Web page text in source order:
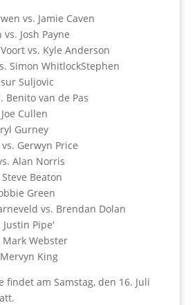
vs. Jamie Caven
Josh Payne
vs. Kyle Anderson
Simon WhitlockStephen
Suljovic
Benito van de Pas
Cullen
Gurney
Gerwyn Price
Alan Norris
Beaton
Green
vs. Brendan Dolan
Pipe‘
Webster
King
findet am Samstag, den 16. Juli